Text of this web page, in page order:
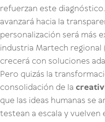
refuerzan este
avanzará hacia la
personalización será más
industria Martech regional
crecerá con soluciones
Pero quizás la
consolidación de la
que las ideas humanas se
testean a escala y vuelven